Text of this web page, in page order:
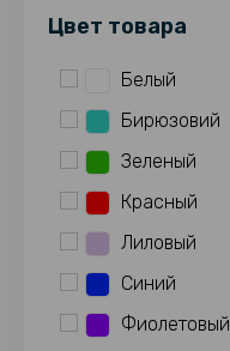
Цвет товара
Белый
Бирюзовий
Зеленый
Красный
Лиловый
Синий
Фиолетовый